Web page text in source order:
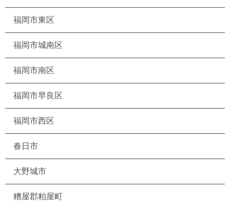
福岡市東区
福岡市城南区
福岡市南区
福岡市早良区
福岡市西区
春日市
大野城市
糟屋郡粕屋町